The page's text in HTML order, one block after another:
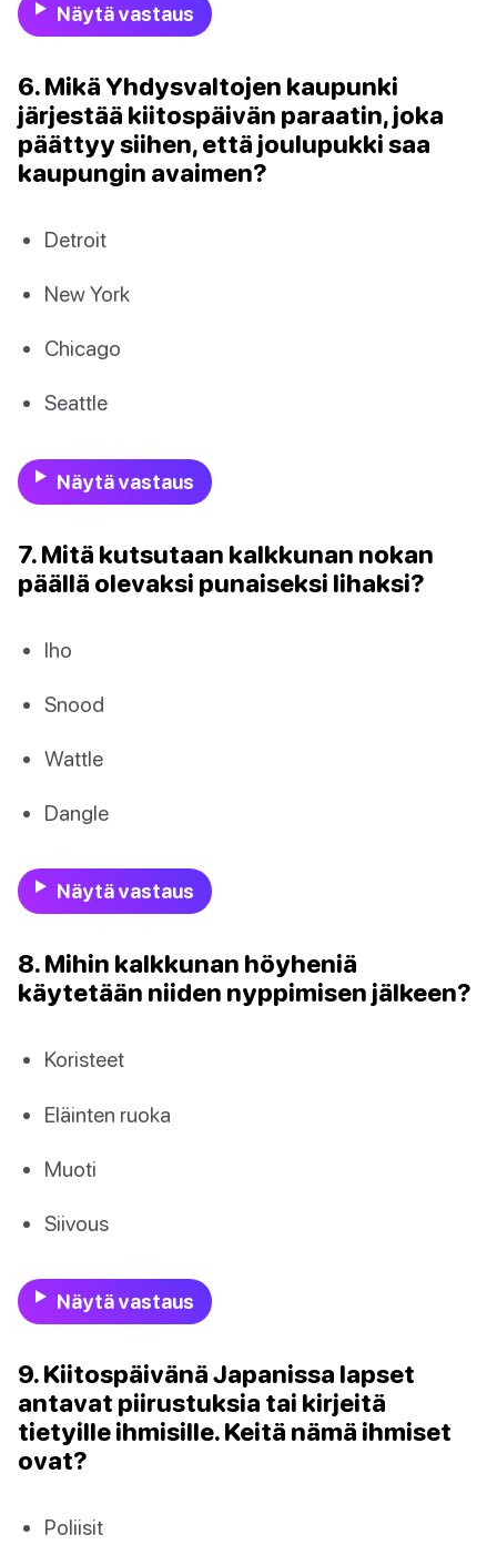
Näytä vastaus
6. Mikä Yhdysvaltojen kaupunki
järjestää kiitospäivän paraatin, joka
päättyy siihen, että joulupukki saa
kaupungin avaimen?
Detroit
New York
Chicago
Seattle
Näytä vastaus
7. Mitä kutsutaan kalkkunan nokan
päällä olevaksi punaiseksi lihaksi?
Iho
Snood
Wattle
Dangle
Näytä vastaus
8. Mihin kalkkunan höyheniä
käytetään niiden nyppimisen jälkeen?
Koristeet
Eläinten ruoka
Muoti
Siivous
Näytä vastaus
9. Kiitospäivänä Japanissa lapset
antavat piirustuksia tai kirjeitä
tietyille ihmisille. Keitä nämä ihmiset
ovat?
Poliisit